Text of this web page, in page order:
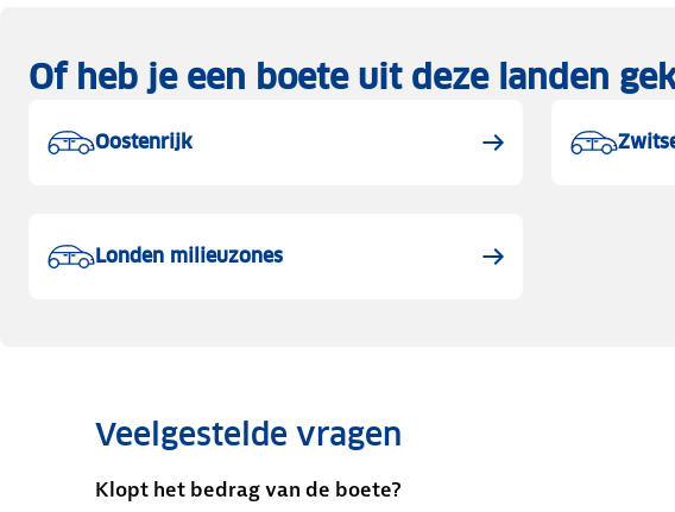
Of heb je een boete uit deze landen
Oostenrijk
Londen milieuzones
Veelgestelde vragen
Klopt het bedrag van de boete?